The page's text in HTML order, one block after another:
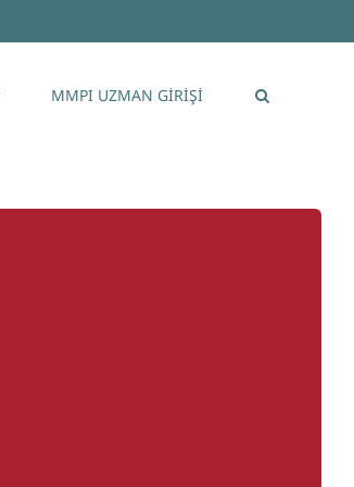
MMPI UZMAN GİRİŞİ